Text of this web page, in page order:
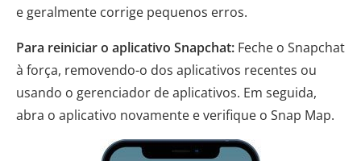
e geralmente corrige pequenos erros.
Para reiniciar o aplicativo Snapchat: Feche o Snapchat
à força, removendo-o dos aplicativos recentes ou
usando o gerenciador de aplicativos. Em seguida,
abra o aplicativo novamente e verifique o Snap Map.